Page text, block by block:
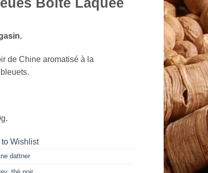
de Chine aromatisé à la
Wishlist
dattner